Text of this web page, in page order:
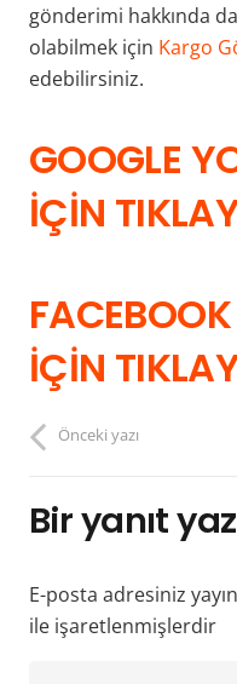
gönderimi hakkında
olabilmek için Kargo
edebilirsiniz.
GOOGLE
İÇİN
İÇİN
Önceki yazı
Bir yanıt
E-posta adresiniz
ile işaretlenmişlerdir